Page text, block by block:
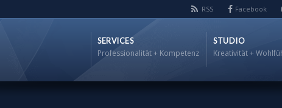
RSS Facebook
SERVICES
Professionalität + Kompetenz
STUDIO
Kreativität +